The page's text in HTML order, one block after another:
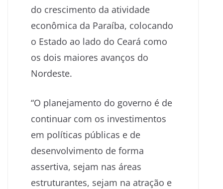
do crescimento da atividade
econômica da Paraíba, colocando
o Estado ao lado do Ceará como
os dois maiores avanços do
Nordeste.
“O planejamento do governo é de
continuar com os investimentos
em políticas públicas e de
desenvolvimento de forma
assertiva, sejam nas áreas
estruturantes, sejam na atração e